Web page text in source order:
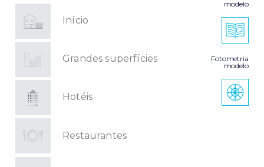
Início
Grandes superfícies
Hotéis
Restaurantes
modelo
Fotometria
modelo